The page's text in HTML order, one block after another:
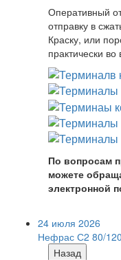
Оперативный
отправку в
Краску, или
практически
По вопросам
можете
электронной
24 июля 2026
Нефрас С2 80/
Назад